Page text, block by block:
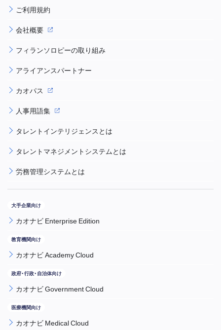
ご利用規約
会社概要
フィランソロピーの取り組み
アライアンスパートナー
カオパス
人事用語集
タレントインテリジェンスとは
タレントマネジメントシステムとは
労務管理システムとは
カオナビ Enterprise Edition
カオナビ Academy Cloud
カオナビ Government Cloud
カオナビ Medical Cloud